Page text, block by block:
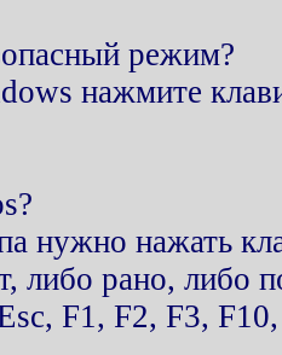
режим?
нажмите
нужно нажать
либо рано, либо
F1, F2, F3,